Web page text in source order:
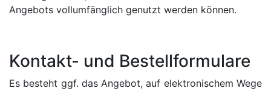
Angebots vollumfänglich genutzt werden können.
Kontakt- und Bestellformulare
Es besteht ggf. das Angebot, auf elektronischem Wege